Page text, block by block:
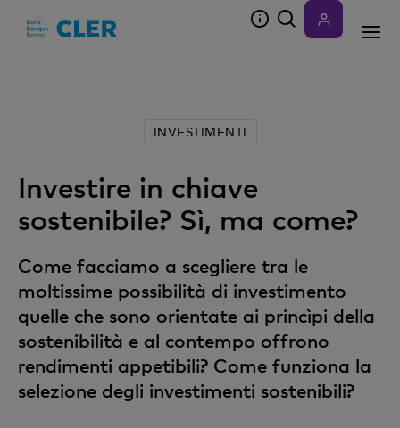
INVESTIMENTI
Investire in chiave
sostenibile? Sì, ma come?
Come facciamo a scegliere tra le
moltissime possibilità di investimento
quelle che sono orientate ai princìpi della
sostenibilità e al contempo offrono
rendimenti appetibili? Come funziona la
selezione degli investimenti sostenibili?